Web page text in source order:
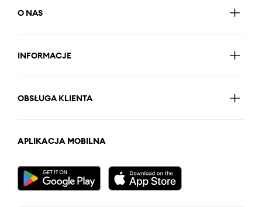
O NAS
INFORMACJE
OBSŁUGA KLIENTA
APLIKACJA MOBILNA